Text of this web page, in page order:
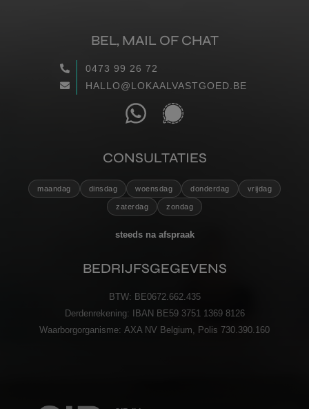
BEL, MAIL OF CHAT
0473 99 26 72
HALLO@LOKAALVASTGOED.BE
CONSULTATIES
maandag dinsdag woensdag donderdag vrijdag
zaterdag zondag
steeds na afspraak
BEDRIJFSGEGEVENS
BTW: BE0672.662.435
Derdenrekening:
IBAN BE59 3751 1369 8126
Waarborgorganisme: AXA NV Belgium, Polis 730.390.160